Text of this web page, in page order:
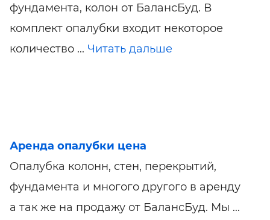
фундамента, колон от БалансБуд. В
комплект опалубки входит некоторое
количество ... Читать дальше
Аренда опалубки цена
Опалубка колонн, стен, перекрытий,
фундамента и многого другого в аренду
а так же на продажу от БалансБуд. Мы ...